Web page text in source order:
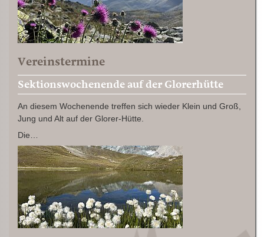
Vereinstermine
Sektionswochenende auf der Glorerhütte
An diesem Wochenende treffen sich wieder Klein und Groß,
Jung und Alt auf der Glorer-Hütte.
Die…